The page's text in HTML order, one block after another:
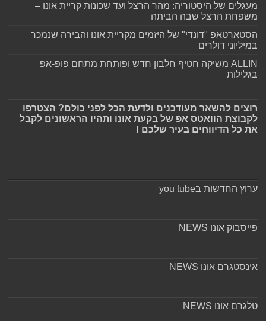
מעגלים של היסטוריה: מהר הרצל ועד שכונות קריית אונו –
משפחת הרצל שבה הביתה
הסטארטאפ "דונדי" של היזמים מקריית אונו והבירה שנמכר
במיליוני דולרים
ALLIN משיקה חטיף חלבון חדש ופותחת מתחם פופ-אפ
בגלילות
רוצים להשאר מעודכנים ולדעת הכל לפני כולם? הצטרפו
לקבוצת הוואטס אפ של בקעת אונו ותהיו הראשונים לקבל
את כל הדיווחים בעיר שלכם !
ערוץ החדשות בyou tube
פייסבוק אונו NEWS
אינסטגרם אונו NEWS
טלגרם אונו NEWS